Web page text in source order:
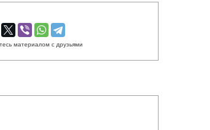
материалом с друзьями